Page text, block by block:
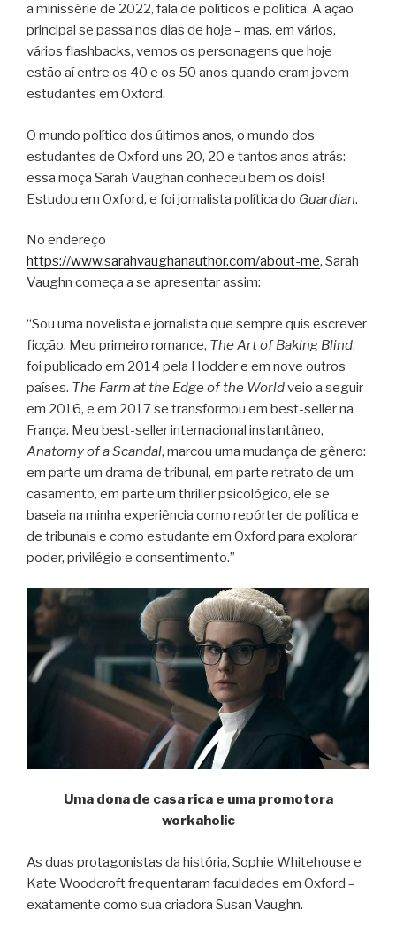
a minissérie de 2022, fala de políticos e política. A ação
principal se passa nos dias de hoje – mas, em vários,
vários flashbacks, vemos os personagens que hoje
estão aí entre os 40 e os 50 anos quando eram jovem
estudantes em Oxford.
O mundo político dos últimos anos, o mundo dos
estudantes de Oxford uns 20, 20 e tantos anos atrás:
essa moça Sarah Vaughan conheceu bem os dois!
Estudou em Oxford, e foi jornalista política do Guardian.
No endereço
https://www.sarahvaughanauthor.com/about-me, Sarah
Vaughn começa a se apresentar assim:
“Sou uma novelista e jornalista que sempre quis escrever
ficção. Meu primeiro romance, The Art of Baking Blind,
foi publicado em 2014 pela Hodder e em nove outros
países. The Farm at the Edge of the Worldveio a seguir
em 2016, e em 2017 se transformou em best-seller na
França. Meu best-seller internacional instantâneo,
Anatomy of a Scandal, marcou uma mudança de gênero:
em parte um drama de tribunal, em parte retrato de um
casamento, em parte um thriller psicológico, ele se
baseia na minha experiência como repórter de política e
de tribunais e como estudante em Oxford para explorar
poder, privilégio e consentimento.”
Uma dona de casa rica e uma promotora
workaholic
As duas protagonistas da história, Sophie Whitehouse e
Kate Woodcroft frequentaram faculdades em Oxford –
exatamente como sua criadora Susan Vaughn.